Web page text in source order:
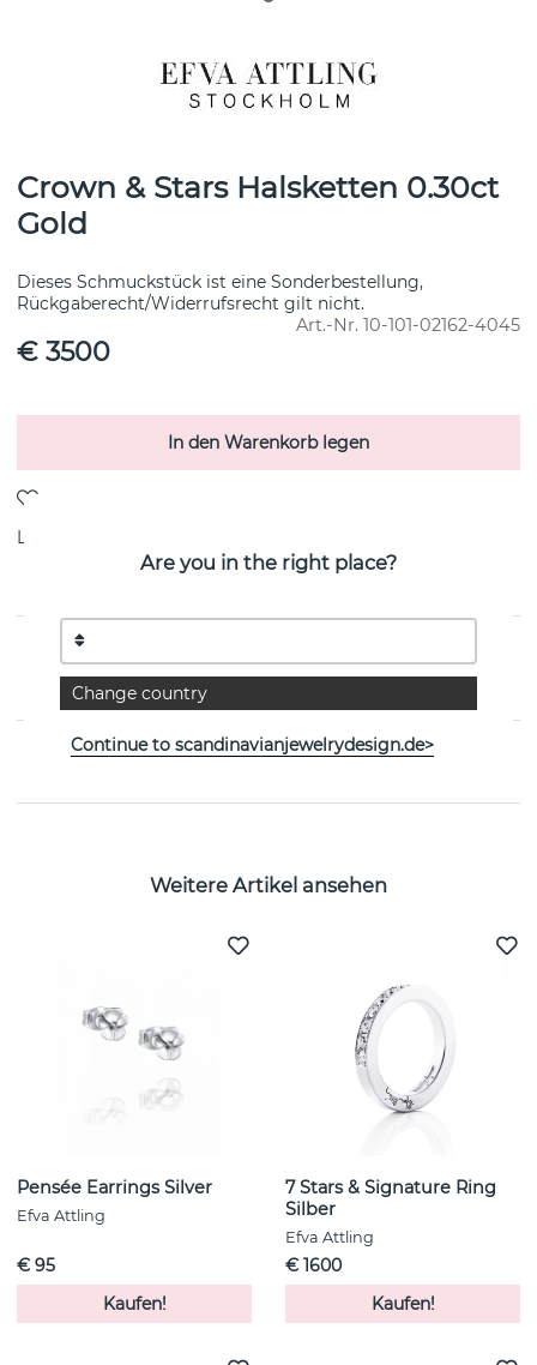
Crown & Stars Halsketten 0.30ct
Gold
Dieses Schmuckstück ist eine Sonderbestellung,
Rückgaberecht/Widerrufsrecht gilt nicht.
Art.-Nr. 10-101-02162-4045
€ 3500
In den Warenkorb legen
Lieferung:
PRODUKTBESCHREIBUNG
von der schwedischen Marke Efva Attling
EIGENSCHAFTEN
Weitere Artikel ansehen
Pensée Earrings Silver
Efva Attling
€ 95
Kaufen!
7 Stars & Signature Ring
Silber
Efva Attling
€ 1600
Kaufen!
Are you in the right place?
Change country
Continue to scandinavianjewelrydesign.de>